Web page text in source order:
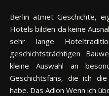
Berlin atmet Geschichte, eigentlich überall. Viele Berliner
Hotels bilden da keine
sehr lange
geschichtsträchtigen
kleine Auswahl an
Geschichtsfans, die ich
habe. Das Adlon Wenn ich